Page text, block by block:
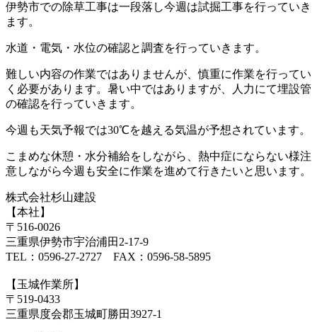
伊勢市での除草工事は一段落し今週は試掘工事を行っていき
ます。
水道・電気・水位の確認と調査を行っていきます。
難しい内容の作業ではありませんが、慎重に作業を行ってい
く必要があります。暑い中ではありますが、人力にて埋設管
の確認を行っていきます。
今週も天気予報では30℃を越える気温が予想されています。
こまめな休憩・水分補給をしながら、熱中症にならない様注
意しながら今週も安全に作業を進めて行きたいと思います。
株式会社杉山建設
【本社】
〒516-0026
三重県伊勢市宇治浦田2-17-9
TEL：0596-27-2727 FAX：0596-58-5895
【玉城作業所】
〒519-0433
三重県度会郡玉城町勝田3927-1